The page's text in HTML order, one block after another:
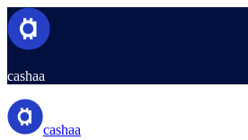
cashaa
cashaa